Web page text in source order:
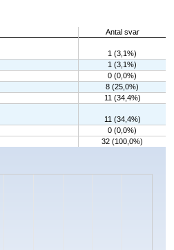
Antal svar
1 (3,1%)
1 (3,1%)
0 (0,0%)
8 (25,0%)
11 (34,4%)
11 (34,4%)
0 (0,0%)
32 (100,0%)
Data ranges from 0 to 11.